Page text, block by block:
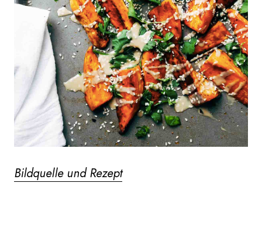
Bildquelle und Rezept